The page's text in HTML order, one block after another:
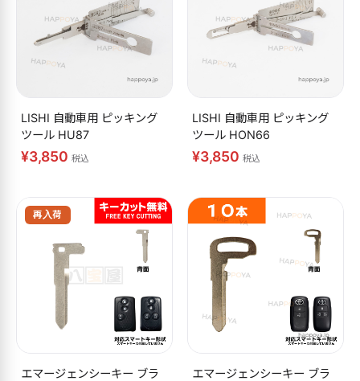
LISHI 自動車用 ピッキング
ツール HU87
¥3,850 税込
LISHI 自動車用 ピッキング
ツール HON66
¥3,850 税込
再入荷
エマージェンシーキー ブラ
エマージェンシーキー ブラ